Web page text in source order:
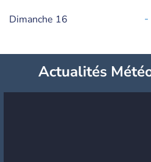
Dimanche 16 -
Actualités